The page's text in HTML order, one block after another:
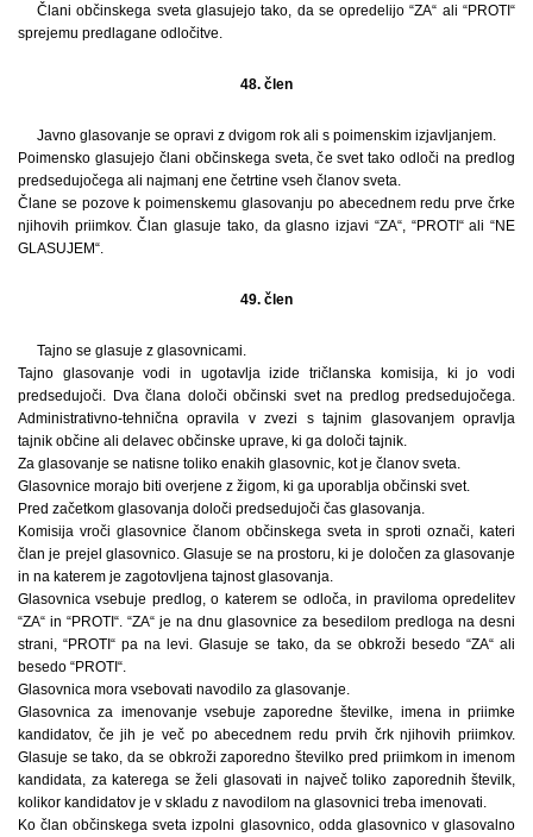
Člani občinskega sveta glasujejo tako, da se opredelijo “ZA“ ali “PROTI“
sprejemu predlagane odločitve.
48. člen
Javno glasovanje se opravi z dvigom rok ali s poimenskim izjavljanjem.
Poimensko glasujejo člani občinskega sveta, če svet tako odloči na predlog
predsedujočega ali najmanj ene četrtine vseh članov sveta.
Člane se pozove k poimenskemu glasovanju po abecednem redu prve črke
njihovih priimkov. Član glasuje tako, da glasno izjavi “ZA“, “PROTI“ ali “NE
GLASUJEM“.
49. člen
Tajno se glasuje z glasovnicami.
Tajno glasovanje vodi in ugotavlja izide tričlanska komisija, ki jo vodi
predsedujoči. Dva člana določi občinski svet na predlog predsedujočega.
Administrativno-tehnična opravila v zvezi s tajnim glasovanjem opravlja
tajnik občine ali delavec občinske uprave, ki ga določi tajnik.
Za glasovanje se natisne toliko enakih glasovnic, kot je članov sveta.
Glasovnice morajo biti overjene z žigom, ki ga uporablja občinski svet.
Pred začetkom glasovanja določi predsedujoči čas glasovanja.
Komisija vroči glasovnice članom občinskega sveta in sproti označi, kateri
član je prejel glasovnico. Glasuje se na prostoru, ki je določen za glasovanje
in na katerem je zagotovljena tajnost glasovanja.
Glasovnica vsebuje predlog, o katerem se odloča, in praviloma opredelitev
“ZA“ in “PROTI“. “ZA“ je na dnu glasovnice za besedilom predloga na desni
strani, “PROTI“ pa na levi. Glasuje se tako, da se obkroži besedo “ZA“ ali
besedo “PROTI“.
Glasovnica mora vsebovati navodilo za glasovanje.
Glasovnica za imenovanje vsebuje zaporedne številke, imena in priimke
kandidatov, če jih je več po abecednem redu prvih črk njihovih priimkov.
Glasuje se tako, da se obkroži zaporedno številko pred priimkom in imenom
kandidata, za katerega se želi glasovati in največ toliko zaporednih številk,
kolikor kandidatov je v skladu z navodilom na glasovnici treba imenovati.
Ko član občinskega sveta izpolni glasovnico, odda glasovnico v glasovalno